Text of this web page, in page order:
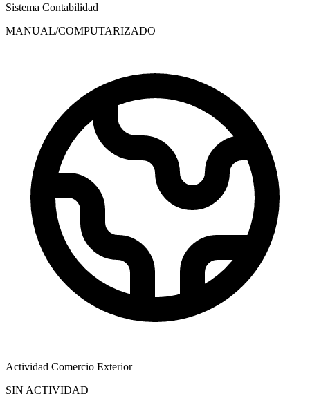
Sistema Contabilidad
MANUAL/COMPUTARIZADO
Actividad Comercio Exterior
SIN ACTIVIDAD